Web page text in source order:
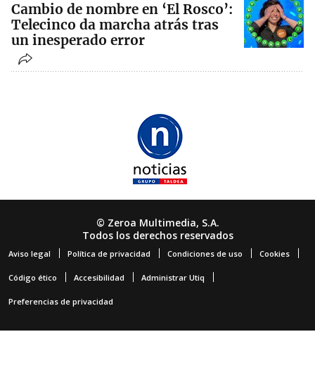
Cambio de nombre en ‘El Rosco’:
Telecinco da marcha atrás tras
un inesperado error
© Zeroa Multimedia, S.A.
Todos los derechos reservados
Aviso legal Política de privacidad Condiciones de uso Cookies
Código ético Accesibilidad Administrar Utiq
Preferencias de privacidad